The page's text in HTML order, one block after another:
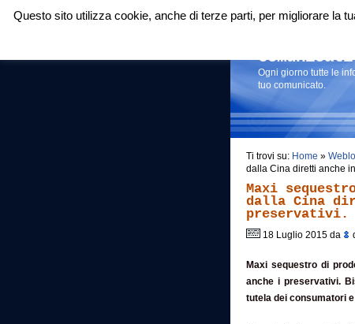
Login |RSS |
Ogni giorno tutte le
tuo comunicato.
Ti trovi su: Home »
dalla Cina diretti anche
Maxi
dalla Cina
preservativi.
18 Luglio 2015 da
Maxi sequestro di
anche i preservativi.
tutela dei consumatori
Questo sito utilizza cookie, anche di terze parti, per migliorare la